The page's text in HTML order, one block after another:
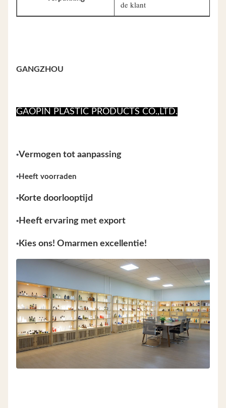
de klant
GANGZHOU
GAOPIN PLASTIC PRODUCTS CO.,LTD.
•Vermogen tot aanpassing
• Heeft voorraden
•Korte doorlooptijd
•Heeft ervaring met export
•Kies ons! Omarmen excellentie!